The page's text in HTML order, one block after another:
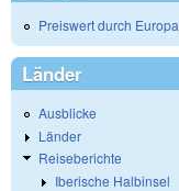
Preiswert durch Europa
Länder
Ausblicke
Länder
Reiseberichte
Iberische Halbinsel